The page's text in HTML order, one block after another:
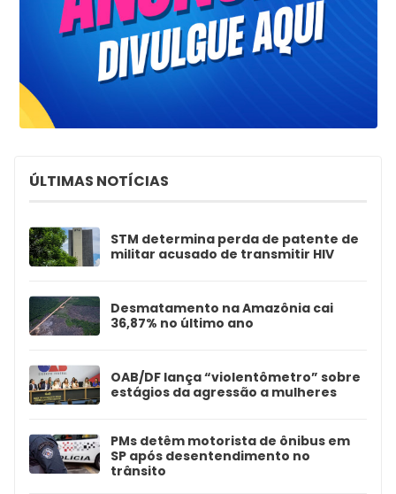
ÚLTIMAS NOTÍCIAS
STM determina perda de patente de
militar acusado de transmitir HIV
Desmatamento na Amazônia cai
36,87% no último ano
OAB/DF lança “violentômetro” sobre
estágios da agressão a mulheres
PMs detêm motorista de ônibus em
SP após desentendimento no
trânsito